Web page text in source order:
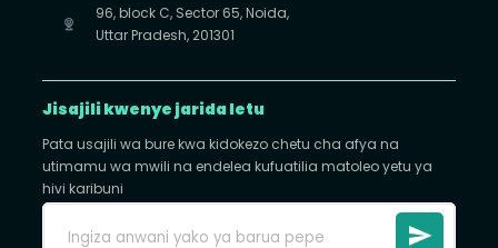
96, block C, Sector 65, Noida,
Uttar Pradesh, 201301
Jisajili kwenye jarida letu
Pata usajili wa bure kwa kidokezo chetu cha afya na
utimamu wa mwili na endelea kufuatilia matoleo yetu ya
hivi karibuni